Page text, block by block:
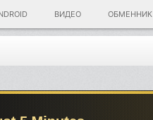
ВИДЕО ОБМЕННИК